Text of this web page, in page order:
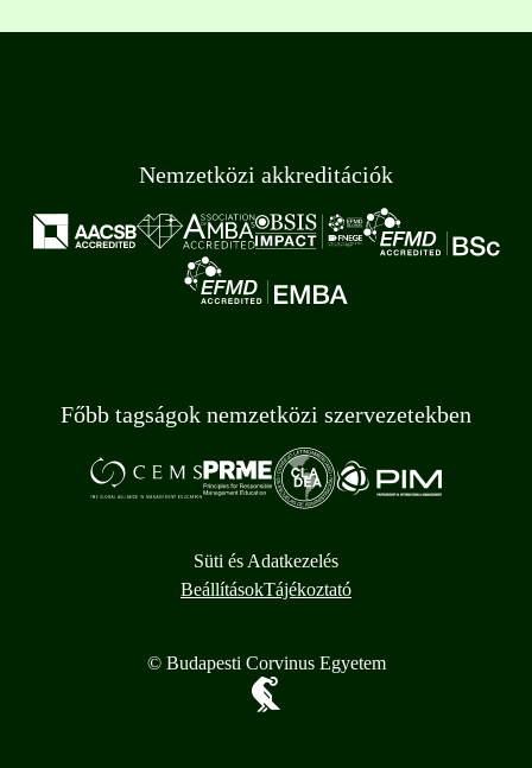
Nemzetközi akkreditációk
Főbb tagságok nemzetközi szervezetekben
Süti és Adatkezelés
BeállításokTájékoztató
© Budapesti Corvinus Egyetem